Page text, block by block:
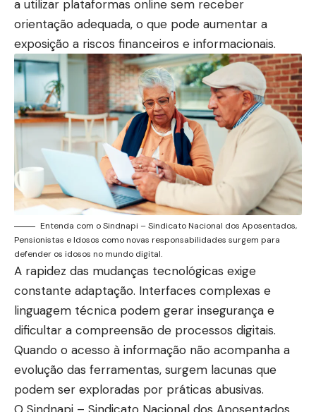
a utilizar plataformas online sem receber
orientação adequada, o que pode aumentar a
exposição a riscos financeiros e informacionais.
Entenda com o Sindnapi – Sindicato Nacional dos Aposentados,
Pensionistas e Idosos como novas responsabilidades surgem para
defender os idosos no mundo digital.
A rapidez das mudanças tecnológicas exige
constante adaptação. Interfaces complexas e
linguagem técnica podem gerar insegurança e
dificultar a compreensão de processos digitais.
Quando o acesso à informação não acompanha a
evolução das ferramentas, surgem lacunas que
podem ser exploradas por práticas abusivas.